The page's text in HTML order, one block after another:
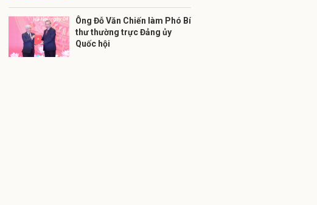
Ông Đỗ Văn Chiến làm Phó Bí
thư thường trực Đảng ủy
Quốc hội